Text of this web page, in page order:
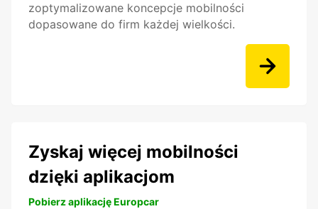
zoptymalizowane koncepcje mobilności
dopasowane do firm każdej wielkości.
Zyskaj więcej mobilności
dzięki aplikacjom
Pobierz aplikację Europcar